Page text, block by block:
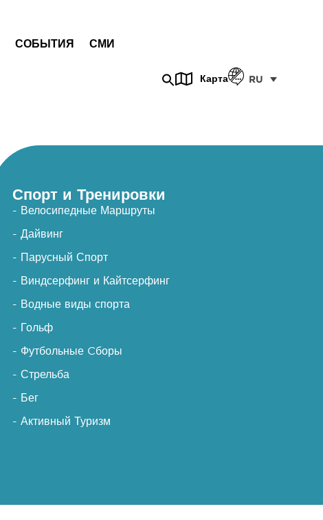
СОБЫТИЯ СМИ
Карта RU
Спорт и Тренировки
- Велосипедные Маршруты
- Дайвинг
- Парусный Спорт
- Виндсерфинг и Кайтсерфинг
- Водные виды спорта
- Гольф
- Футбольные Cборы
- Стрельба
- Бег
- Активный Туризм